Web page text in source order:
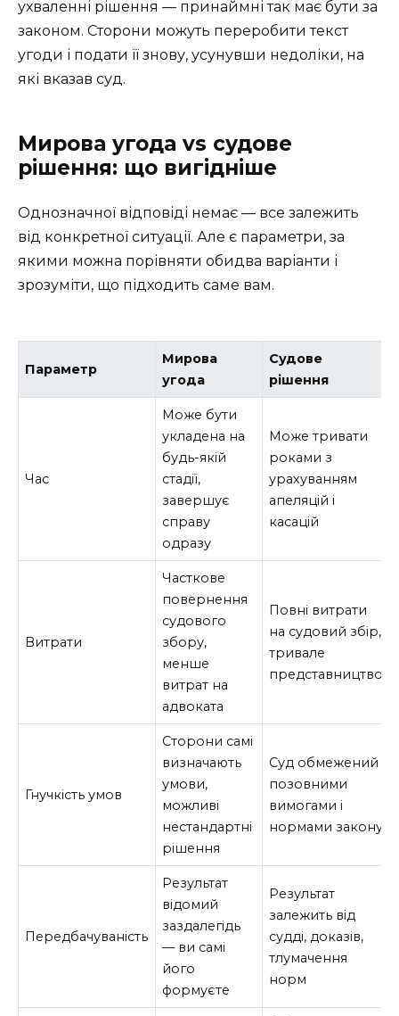
ухваленні рішення — принаймні так має бути за
законом. Сторони можуть переробити текст
угоди і подати її знову, усунувши недоліки, на
які вказав суд.
Мирова угода vs судове
рішення: що вигідніше
Однозначної відповіді немає — все залежить
від конкретної ситуації. Але є параметри, за
якими можна порівняти обидва варіанти і
зрозуміти, що підходить саме вам.
Параметр
Мирова
угода
Судове
рішення
Час
Може бути
укладена на
будь-якій
стадії,
завершує
справу
одразу
Може тривати
роками з
урахуванням
апеляцій і
касацій
Витрати
Часткове
повернення
судового
збору,
менше
витрат на
адвоката
Повні витрати
на судовий збір,
тривале
представництво
Гнучкість умов
Сторони самі
визначають
умови,
можливі
нестандартні
рішення
Суд обмежений
позовними
вимогами і
нормами закону
Передбачуваність
Результат
відомий
заздалегідь
— ви самі
його
формуєте
Результат
залежить від
судді, доказів,
тлумачення
норм